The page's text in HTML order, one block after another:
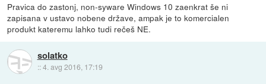
Pravica do zastonj, non-syware Windows 10 zaenkrat še ni
zapisana v ustavo nobene države, ampak je to komercialen
produkt kateremu lahko tudi rečeš NE.
solatko
::4. avg 2016, 17:19